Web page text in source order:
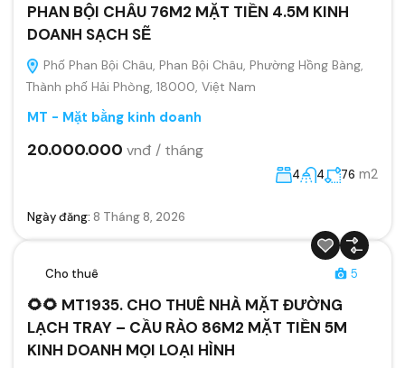
PHAN BỘI CHÂU 76M2 MẶT TIỀN 4.5M KINH
DOANH SẠCH SẼ
Phố Phan Bội Châu, Phan Bội Châu, Phường Hồng Bàng,
Thành phố Hải Phòng, 18000, Việt Nam
MT - Mặt bằng kinh doanh
20.000.000 vnđ / tháng
4 4 76 m2
Ngày đăng: 8 Tháng 8, 2026
Cho thuê 5
🌻🌻 MT1935. CHO THUÊ NHÀ MẶT ĐƯỜNG
LẠCH TRAY – CẦU RÀO 86M2 MẶT TIỀN 5M
KINH DOANH MỌI LOẠI HÌNH